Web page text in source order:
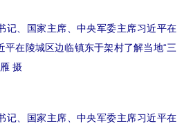
记、国家主席、中央军委主席习近平在
平在陵城区边临镇东于架村了解当地“三
摄
记、国家主席、中央军委主席习近平在